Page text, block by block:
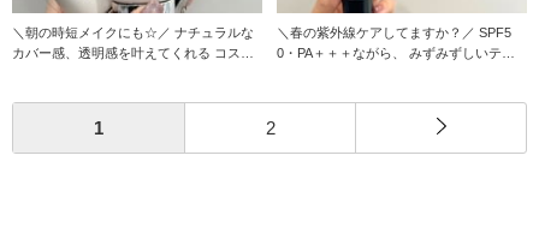
＼朝の時短メイクにも☆／ ナチュラルな
カバー感、透明感を叶えてくれる コスメ
＼春の紫外線ケアしてますか？／ SPF5
0・PA＋＋＋ながら、 みずみずしいテク
1 2